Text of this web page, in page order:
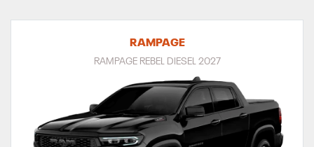
RAMPAGE
RAMPAGE REBEL DIESEL 2027